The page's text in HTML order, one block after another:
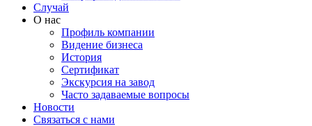
Случай
О нас
Профиль компании
Видение бизнеса
История
Сертификат
Экскурсия на завод
Часто задаваемые вопросы
Новости
Связаться с нами